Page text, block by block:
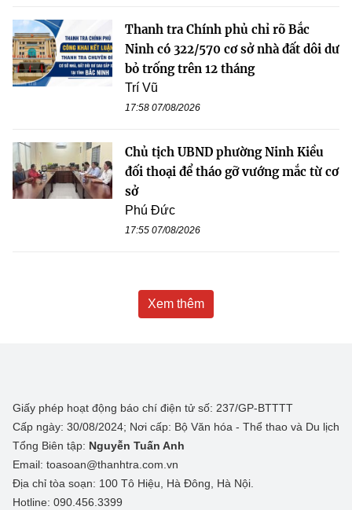
Thanh tra Chính phủ chỉ rõ Bắc
Ninh có 322/570 cơ sở nhà đất dôi dư
bỏ trống trên 12 tháng
Trí Vũ
17:58 07/08/2026
Chủ tịch UBND phường Ninh Kiều
đối thoại để tháo gỡ vướng mắc từ cơ
sở
Phú Đức
17:55 07/08/2026
Xem thêm
Giấy phép hoạt động báo chí điện tử số: 237/GP-BTTTT
Cấp ngày: 30/08/2024; Nơi cấp: Bộ Văn hóa - Thể thao và Du lịch
Tổng Biên tập: Nguyễn Tuấn Anh
Email: toasoan@thanhtra.com.vn
Địa chỉ tòa soạn: 100 Tô Hiệu, Hà Đông, Hà Nội.
Hotline: 090.456.3399